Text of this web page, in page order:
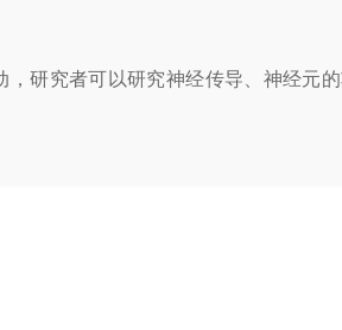
究者可以研究神经传导、神经元